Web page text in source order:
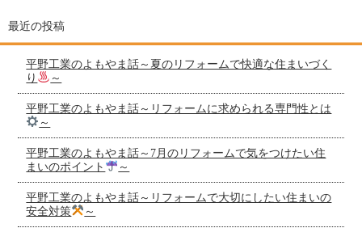
最近の投稿
平野工業のよもやま話～夏のリフォームで快適な住まいづく
り
～
平野工業のよもやま話～リフォームに求められる専門性とは
～
平野工業のよもやま話～7月のリフォームで気をつけたい住
まいのポイント
～
平野工業のよもやま話～リフォームで大切にしたい住まいの
安全対策
～